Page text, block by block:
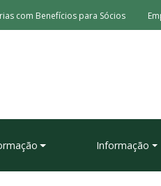
com Benefícios para Sócios
Informação